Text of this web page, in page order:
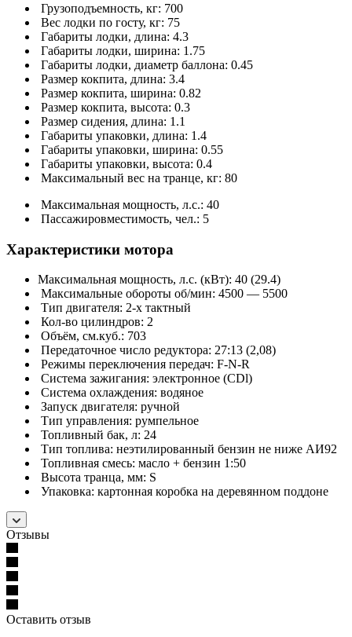
Грузоподъемность, кг: 700
Вес лодки по госту, кг: 75
Габариты лодки, длина: 4.3
Габариты лодки, ширина: 1.75
Габариты лодки, диаметр баллона: 0.45
Размер кокпита, длина: 3.4
Размер кокпита, ширина: 0.82
Размер кокпита, высота: 0.3
Размер сидения, длина: 1.1
Габариты упаковки, длина: 1.4
Габариты упаковки, ширина: 0.55
Габариты упаковки, высота: 0.4
Максимальный вес на транце, кг: 80
Максимальная мощность, л.с.: 40
Пассажировместимость, чел.: 5
Характеристики мотора
Максимальная мощность, л.с. (кВт): 40 (29.4)
Максимальные обороты об/мин: 4500 — 5500
Тип двигателя: 2-х тактный
Кол-во цилиндров: 2
Объём, см.куб.: 703
Передаточное число редуктора: 27:13 (2,08)
Режимы переключения передач: F-N-R
Система зажигания: электронное (CDl)
Система охлаждения: водяное
Запуск двигателя: ручной
Тип управления: румпельное
Топливный бак, л: 24
Тип топлива: неэтилированный бензин не ниже АИ92
Топливная смесь: масло + бензин 1:50
Высота транца, мм: S
Упаковка: картонная коробка на деревянном поддоне
Отзывы
Оставить отзыв